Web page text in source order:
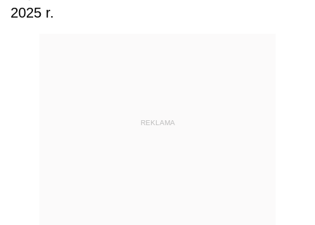
2025 r.
REKLAMA